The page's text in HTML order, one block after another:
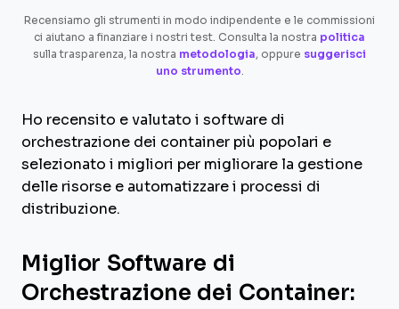
Recensiamo gli strumenti in modo indipendente e le commissioni
ci aiutano a finanziare i nostri test. Consulta la nostra politica
sulla trasparenza, la nostra metodologia, oppure suggerisci
uno strumento.
Ho recensito e valutato i software di
orchestrazione dei container più popolari e
selezionato i migliori per migliorare la gestione
delle risorse e automatizzare i processi di
distribuzione.
Miglior Software di
Orchestrazione dei Container: